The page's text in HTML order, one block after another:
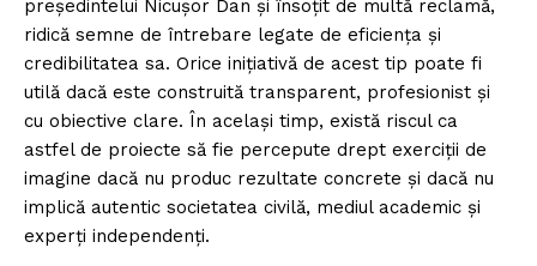
președintelui Nicușor Dan și însoțit de multă reclamă,
ridică semne de întrebare legate de eficiența și
credibilitatea sa. Orice inițiativă de acest tip poate fi
utilă dacă este construită transparent, profesionist și
cu obiective clare. În același timp, există riscul ca
astfel de proiecte să fie percepute drept exerciții de
imagine dacă nu produc rezultate concrete și dacă nu
implică autentic societatea civilă, mediul academic și
experți independenți.